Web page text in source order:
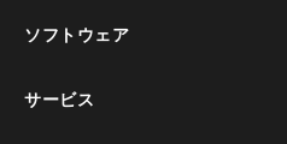
ソフトウェア
サービス